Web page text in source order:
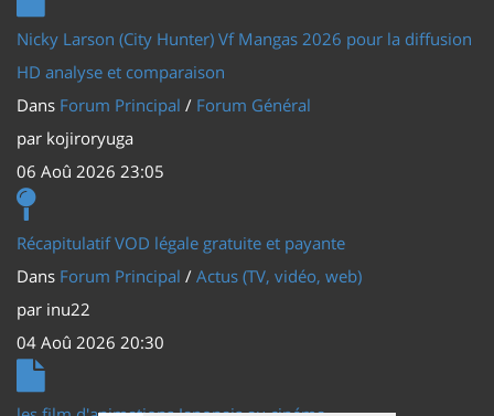
Nicky Larson (City Hunter) Vf Mangas 2026 pour la diffusion
HD analyse et comparaison
Dans Forum Principal / Forum Général
par kojiroryuga
06 Aoû 2026 23:05
Récapitulatif VOD légale gratuite et payante
Dans Forum Principal / Actus (TV, vidéo, web)
par inu22
04 Aoû 2026 20:30